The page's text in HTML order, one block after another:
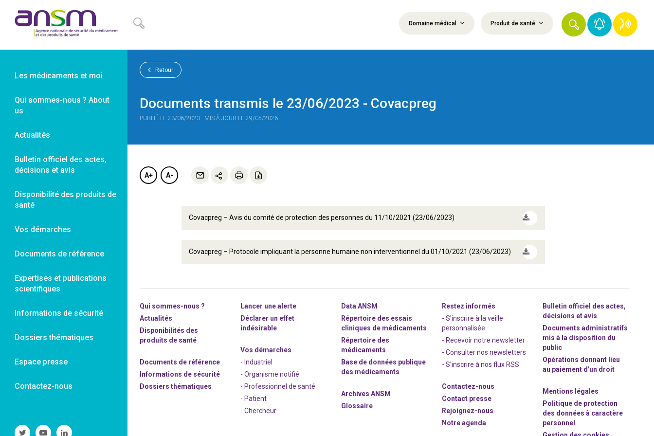
Domaine médical Produit de santé
Les médicaments et moi
Qui sommes-nous ? About
us
Actualités
Bulletin officiel des actes,
décisions et avis
Disponibilité des produits de
santé
Vos démarches
Documents de référence
Expertises et publications
scientifiques
Informations de sécurité
Dossiers thématiques
Espace presse
Contactez-nous
SuivreSuivreSuivre
Retour
Documents transmis le 23/06/2023 - Covacpreg
PUBLIÉ LE 23/06/2023 - MIS À JOUR LE 29/05/2026
A+ A-
Covacpreg – Avis du comité de protection des personnes du 11/10/2021 (23/06/2023)
Covacpreg – Protocole impliquant la personne humaine non interventionnel du 01/10/2021 (23/06/2023)
Qui sommes-nous ?
Actualités
Disponibilités des
produits de santé
Documents de référence
Informations de sécurité
Dossiers thématiques
Lancer une alerte
Déclarer un effet
indésirable
Vos démarches
- Industriel
- Organisme notifié
- Professionnel de santé
- Patient
- Chercheur
Data ANSM
Répertoire des essais
cliniques de médicaments
Répertoire des
médicaments
Base de données publique
des médicaments
Archives ANSM
Glossaire
Restez informés
- S'inscrire à la veille
personnalisée
- Recevoir notre newsletter
- Consulter nos newsletters
-S'inscrire à nos flux RSS
Contactez-nous
Contact presse
Rejoignez-nous
Notre agenda
Bulletin officiel des actes,
décisions et avis
Documents administratifs
mis à la disposition du
public
Opérations donnant lieu
au paiement d'un droit
Mentions légales
Politique de protection
des données à caractère
personnel